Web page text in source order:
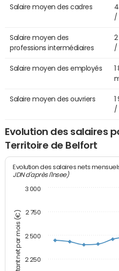
Salaire moyen des cadres
/
Salaire moyen des
professions intermédiaires
/
Salaire moyen des employés
1
Salaire moyen des ouvriers
1
/
Evolution des salaires
Territoire de Belfort
Montant net par mois (€)
Evolution des salaires nets
JDN d'après l'Insee)
2 250
2 500
2 750
3 000